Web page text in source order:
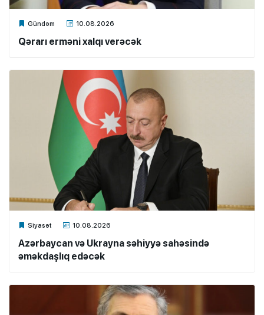
Gündəm 10.08.2026
Xalq.Online
Qərarı erməni xalqı verəcək
Siyasət 10.08.2026
Xalq.Online
Azərbaycan və Ukrayna səhiyyə sahəsində
əməkdaşlıq edəcək